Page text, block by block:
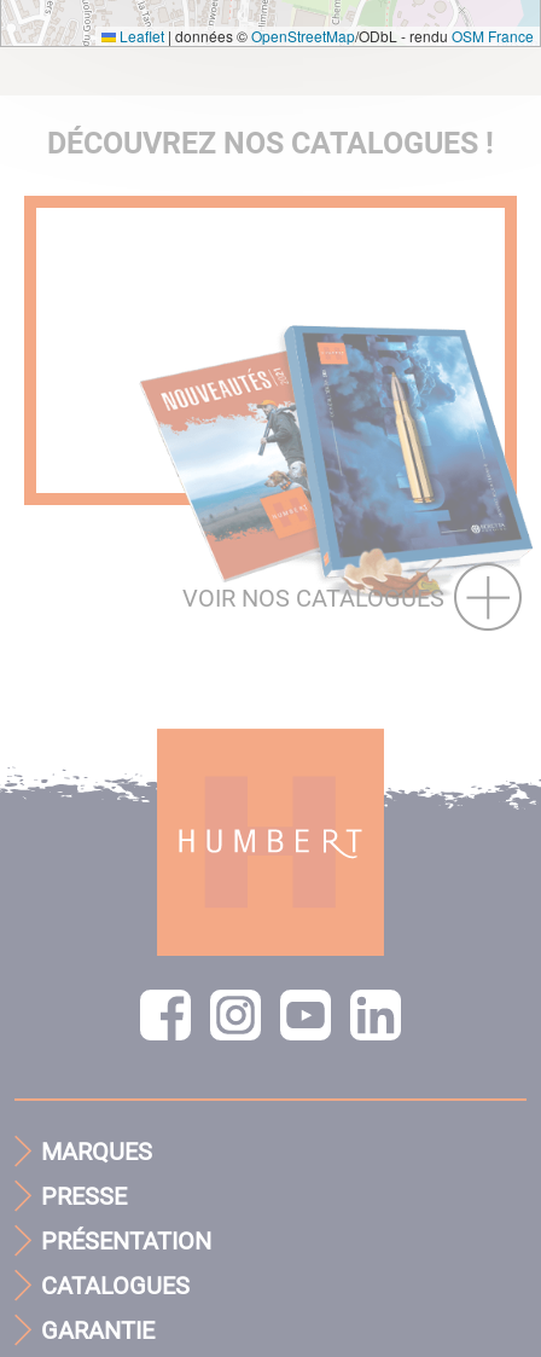
Leaflet | données ©OpenStreetMap/ODbL - rendu OSM France
DÉCOUVREZ NOS CATALOGUES !
VOIR NOS CATALOGUES
MARQUES
PRESSE
PRÉSENTATION
CATALOGUES
GARANTIE